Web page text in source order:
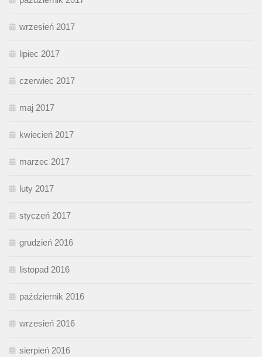
wrzesień 2017
lipiec 2017
czerwiec 2017
maj 2017
kwiecień 2017
marzec 2017
luty 2017
styczeń 2017
grudzień 2016
listopad 2016
październik 2016
wrzesień 2016
sierpień 2016